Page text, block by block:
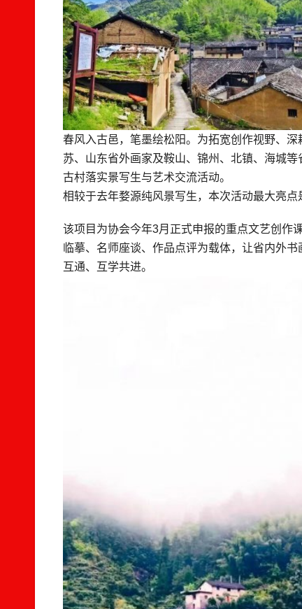
春风入古邑，笔墨绘松阳。为拓宽创作视野、
苏、山东省外画家及鞍山、锦州、北镇、海城
古村落实景写生与艺术交流活动。
相较于去年婺源纯风景写生，本次活动最大亮点
该项目为协会今年3月正式申报的重点文艺创作
临摹、名师座谈、作品点评为载体，让省内外
互通、互学共进。